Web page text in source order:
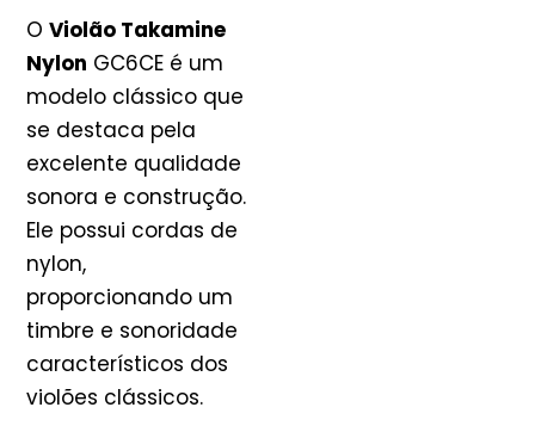
O Violão Takamine
Nylon GC6CE é um
modelo clássico que
se destaca pela
excelente qualidade
sonora e construção.
Ele possui cordas de
nylon,
proporcionando um
timbre e sonoridade
característicos dos
violões clássicos.